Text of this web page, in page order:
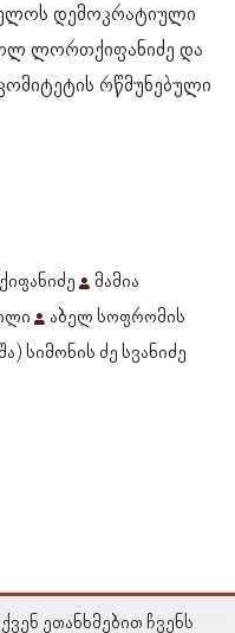
დემოკრატიული
ლორთქიფანიძე და
რწმუნებული
მამია
აბელ სოფრომის
სიმონის ძე სვანიძე
ეთანხმებით ჩვენს